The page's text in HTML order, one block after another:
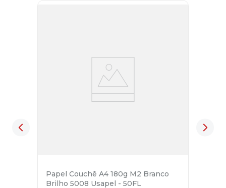
Papel Couchê A4 180g M2 Branco
Brilho 5008 Usapel - 50FL